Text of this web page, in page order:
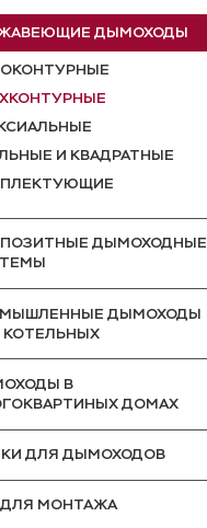
ДЫМОХОДЫ
И КВАДРАТНЫЕ
ДЫМОХОДНЫЕ
ДЫМОХОДЫ
В
ДОМАХ
ДЛЯ ДЫМОХОДОВ
ДЛЯ МОНТАЖА